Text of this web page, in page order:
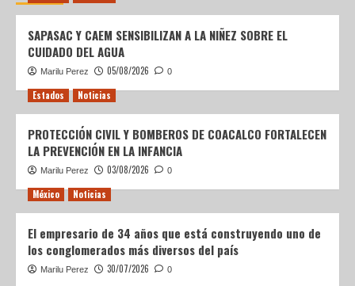
SAPASAC Y CAEM SENSIBILIZAN A LA NIÑEZ SOBRE EL
CUIDADO DEL AGUA
Marilu Perez 05/08/2026 0
Estados Noticias
PROTECCIÓN CIVIL Y BOMBEROS DE COACALCO FORTALECEN
LA PREVENCIÓN EN LA INFANCIA
Marilu Perez 03/08/2026 0
México Noticias
El empresario de 34 años que está construyendo uno de
los conglomerados más diversos del país
Marilu Perez 30/07/2026 0